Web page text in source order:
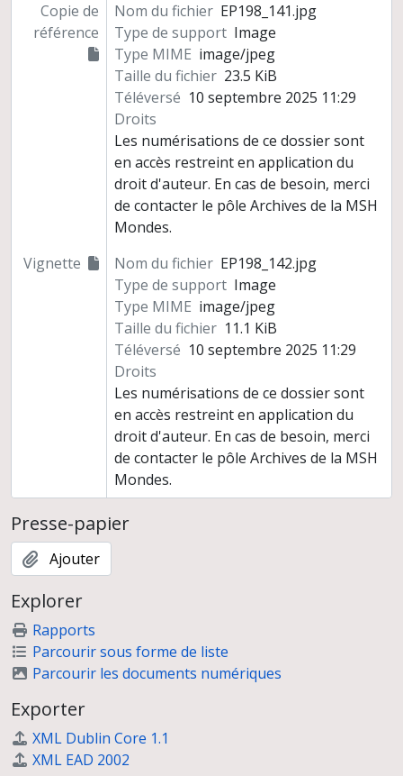
Copie de
référence
Nom du fichier EP198_141.jpg
Type de support Image
Type MIME image/jpeg
Taille du fichier 23.5 KiB
Téléversé 10 septembre 2025 11:29
Droits
Les numérisations de ce dossier sont
en accès restreint en application du
droit d'auteur. En cas de besoin, merci
de contacter le pôle Archives de la MSH
Mondes.
Vignette
Nom du fichier EP198_142.jpg
Type de support Image
Type MIME image/jpeg
Taille du fichier 11.1 KiB
Téléversé 10 septembre 2025 11:29
Droits
Les numérisations de ce dossier sont
en accès restreint en application du
droit d'auteur. En cas de besoin, merci
de contacter le pôle Archives de la MSH
Mondes.
Presse-papier
Ajouter
Explorer
Rapports
Parcourir sous forme de liste
Parcourir les documents numériques
Exporter
XML Dublin Core 1.1
XML EAD 2002